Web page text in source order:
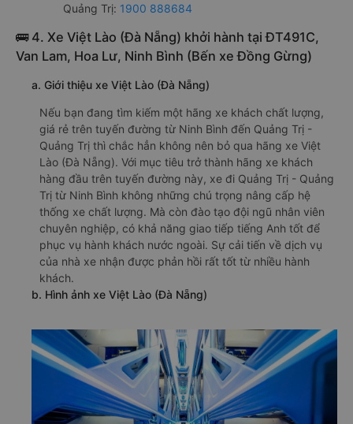
Quảng Trị: 1900 888684
🚌 4. Xe Việt Lào (Đà Nẵng) khởi hành tại ĐT491C,
Van Lam, Hoa Lư, Ninh Bình (Bến xe Đồng Gừng)
a. Giới thiệu xe Việt Lào (Đà Nẵng)
Nếu bạn đang tìm kiếm một hãng xe khách chất lượng,
giá rẻ trên tuyến đường từ Ninh Bình đến Quảng Trị -
Quảng Trị thì chắc hẳn không nên bỏ qua hãng xe Việt
Lào (Đà Nẵng). Với mục tiêu trở thành hãng xe khách
hàng đầu trên tuyến đường này, xe đi Quảng Trị - Quảng
Trị từ Ninh Bình không những chú trọng nâng cấp hệ
thống xe chất lượng. Mà còn đào tạo đội ngũ nhân viên
chuyên nghiệp, có khả năng giao tiếp tiếng Anh tốt để
phục vụ hành khách nước ngoài. Sự cải tiến về dịch vụ
của nhà xe nhận được phản hồi rất tốt từ nhiều hành
khách.
b. Hình ảnh xe Việt Lào (Đà Nẵng)